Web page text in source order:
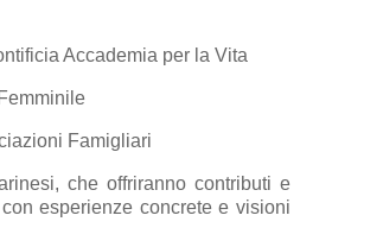
Accademia per la Vita
Famigliari
che offriranno contributi e
esperienze concrete e visioni